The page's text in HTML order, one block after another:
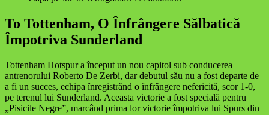
To Tottenham, O Înfrângere Sălbatică
Împotriva Sunderland
Tottenham Hotspur a început un nou capitol sub conducerea
antrenorului Roberto De Zerbi, dar debutul său nu a fost departe de
a fi un succes, echipa înregistrând o înfrângere nefericită, scor 1-0,
pe terenul lui Sunderland. Aceasta victorie a fost specială pentru
„Pisicile Negre”, marcând prima lor victorie împotriva lui Spurs din